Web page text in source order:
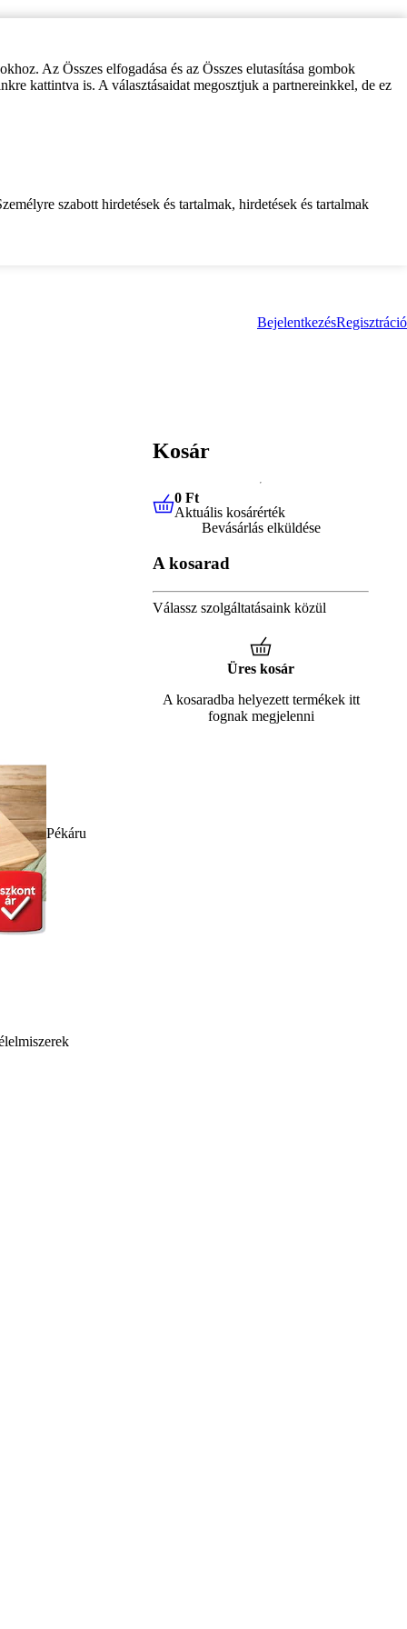
Az Összes elfogadása és az Összes elutasítása gombok
kattintva is. A választásaidat megosztjuk a partnereinkkel, de ez
szabott hirdetések és tartalmak, hirdetések és tartalmak
BejelentkezésRegisztráció
Pékáru
Kosár
0 FtAktuális kosárérték
0 Ft
Aktuális kosárérték
Bevásárlás elküldése
A kosarad
Válassz szolgáltatásaink közül
Üres kosár
A kosaradba helyezett termékek itt
fognak megjelenni